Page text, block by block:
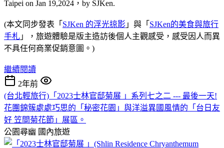
(本文同步發表「 SJKen 的浮光掠影 」與「 SJKen的美食與旅行
手札 」，旅遊體驗是版主造訪後個人主觀感受，感受因人而異
不具任何商業促銷意圖。)
繼續閱讀
2年前
(台北輕旅行)「2023士林官邸菊展 」系列七之二 --- 最後一天!
花團錦簇處處巧思的「秘密花園」與洋溢異國風情的「台日友
好 笠間菊花節」展區。
公園尋幽 國內旅遊